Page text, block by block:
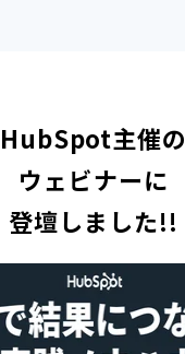
HubSpot主催の
ウェビナーに
登壇しました!!